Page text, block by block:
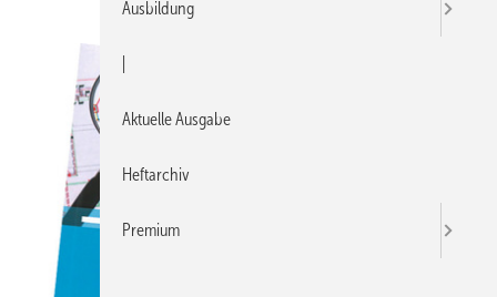
Ausbildung
Aktuelle Ausgabe
Heftarchiv
Premium